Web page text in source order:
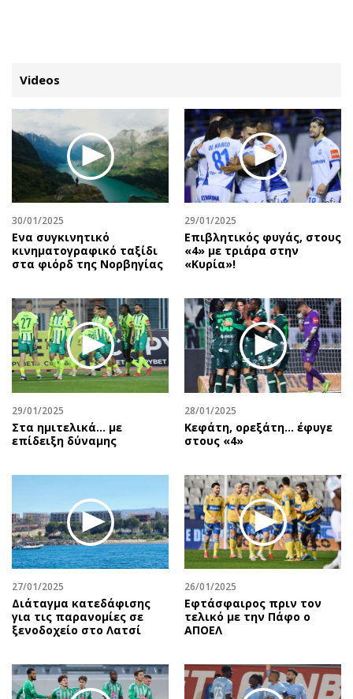
ΚΑΤΗΓΟΡΙΕΣ ΣΥΝΔΕΣΗ
Κύπρος
Παιδεία
Υγεία
Πολιτική
Βουλευτικές 2026
Προεδρικές 2023
Δημοσκοπήσεις
Διπλωματία
Αθλητισμός
Κύπρος
Ελλάδα
Διεθνή
Οικονομία
Real Estate
Επιχειρήσεις
Αγορές
Money Review
AstroBank Properties
Ενέργεια
Ναυτιλία
Απόψεις
Αρθρογραφία
The Hill
Υγεία
Αγγελίες
Πωλούνται
Ζητούν εργασία
Θέσεις εργασίας
Geek
Νέα
Κινητά-tablets
Social
Αφιερώματα
Πολιτική
Οικονομία
Γενικά
Αναδρομές
Πρόσωπα
Περιβάλλον
Γυναίκα
Showbiz
Videos
30/01/2025
Ενα συγκινητικό
κινηματογραφικό ταξίδι
στα φιόρδ της Νορβηγίας
29/01/2025
Επιβλητικός φυγάς, στους
«4» με τριάρα στην
«Κυρία»!
29/01/2025
Στα ημιτελικά... με
επίδειξη δύναμης
28/01/2025
Κεφάτη, ορεξάτη… έφυγε
στους «4»
27/01/2025
Διάταγμα κατεδάφισης
για τις παρανομίες σε
ξενοδοχείο στο Λατσί
26/01/2025
Εφτάσφαιρος πριν τον
τελικό με την Πάφο ο
ΑΠΟΕΛ